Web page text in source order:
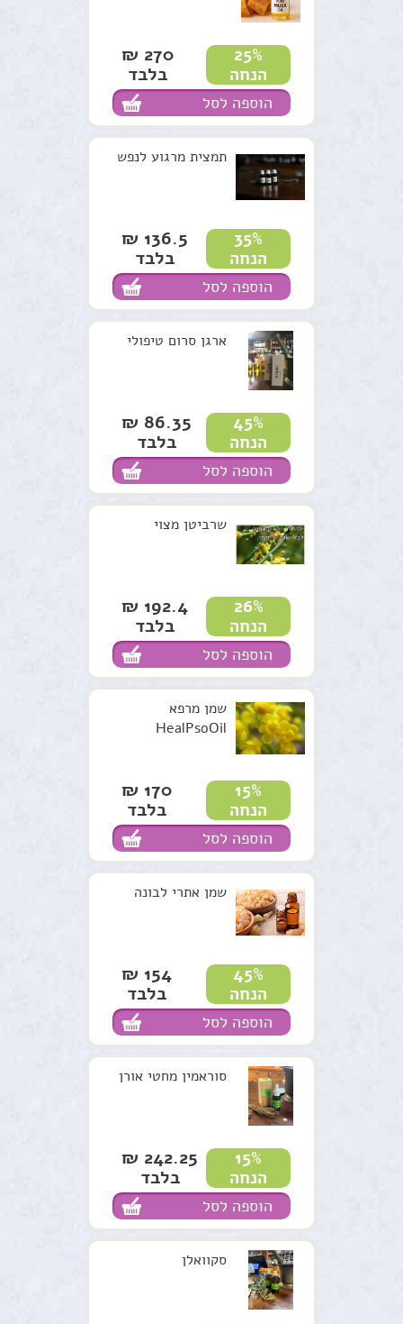
למטפלים
מתנות ירוקות
נרות האר"י
המלצות
תקנון האתר
25%
הנחה
270 ₪
בלבד
הוספה לסל
תמצית מרגוע לנפש
35%
הנחה
136.5 ₪
בלבד
הוספה לסל
ארגן סרום טיפולי
45%
הנחה
86.35 ₪
בלבד
הוספה לסל
שרביטן מצוי
26%
הנחה
192.4 ₪
בלבד
הוספה לסל
שמן מרפא
HealPsoOil
15%
הנחה
170 ₪
בלבד
הוספה לסל
שמן אתרי לבונה
45%
הנחה
154 ₪
בלבד
הוספה לסל
סוראמין מחטי אורן
15%
הנחה
242.25 ₪
בלבד
הוספה לסל
סקוואלן